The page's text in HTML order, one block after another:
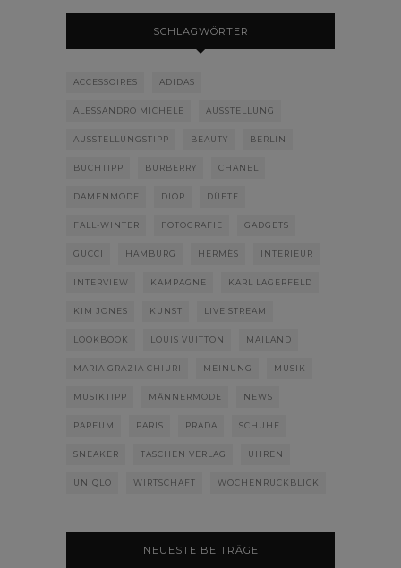
SCHLAGWÖRTER
ACCESSOIRES ADIDAS
ALESSANDRO MICHELE AUSSTELLUNG
AUSSTELLUNGSTIPP BEAUTY BERLIN
BUCHTIPP BURBERRY CHANEL
DAMENMODE DIOR DÜFTE
FALL-WINTER FOTOGRAFIE GADGETS
GUCCI HAMBURG HERMÈS INTERIEUR
INTERVIEW KAMPAGNE KARL LAGERFELD
KIM JONES KUNST LIVE STREAM
LOOKBOOK LOUIS VUITTON MAILAND
MARIA GRAZIA CHIURI MEINUNG MUSIK
MUSIKTIPP MÄNNERMODE NEWS
PARFUM PARIS PRADA SCHUHE
SNEAKER TASCHEN VERLAG UHREN
UNIQLO WIRTSCHAFT WOCHENRÜCKBLICK
NEUESTE BEITRÄGE